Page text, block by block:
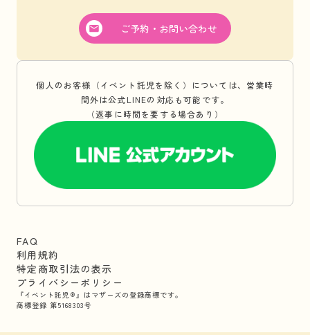
ご予約・お問い合わせ
個人のお客様（イベント託児を除く）については、営業時
間外は公式LINEの対応も可能です。
（返事に時間を要する場合あり）
FAQ
利用規約
特定商取引法の表示
プライバシーポリシー
『イベント託児®』はマザーズの登録商標です。
商標登録 第5168303号